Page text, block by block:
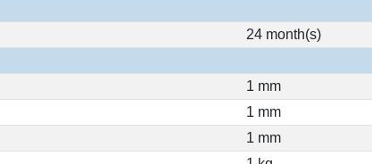
24 month(s)
1 mm
1 mm
1 mm